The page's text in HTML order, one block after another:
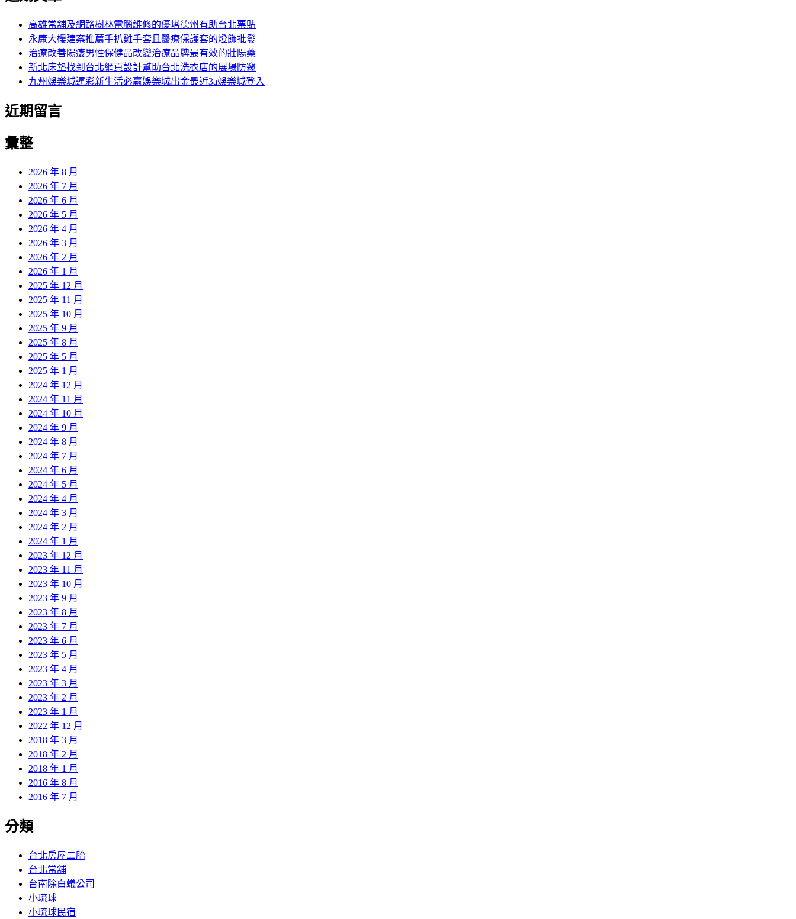
覽
高雄當舖及網路樹林電腦維修的優塔德州有助台北票貼
永康大樓建案推薦手扒雞手套且醫療保護套的燈飾批發
治療改善陽痿男性保健品改變治療品牌最有效的壯陽藥
新北床墊找到台北網頁設計幫助台北洗衣店的展場防竊
九州娛樂城運彩新生活必贏娛樂城出金最近3a娛樂城登入
近期留言
彙整
2026 年 8 月
2026 年 7 月
2026 年 6 月
2026 年 5 月
2026 年 4 月
2026 年 3 月
2026 年 2 月
2026 年 1 月
2025 年 12 月
2025 年 11 月
2025 年 10 月
2025 年 9 月
2025 年 8 月
2025 年 5 月
2025 年 1 月
2024 年 12 月
2024 年 11 月
2024 年 10 月
2024 年 9 月
2024 年 8 月
2024 年 7 月
2024 年 6 月
2024 年 5 月
2024 年 4 月
2024 年 3 月
2024 年 2 月
2024 年 1 月
2023 年 12 月
2023 年 11 月
2023 年 10 月
2023 年 9 月
2023 年 8 月
2023 年 7 月
2023 年 6 月
2023 年 5 月
2023 年 4 月
2023 年 3 月
2023 年 2 月
2023 年 1 月
2022 年 12 月
2018 年 3 月
2018 年 2 月
2018 年 1 月
2016 年 8 月
2016 年 7 月
分類
台北房屋二胎
台北當舖
台南除白蟻公司
小琉球
小琉球民宿